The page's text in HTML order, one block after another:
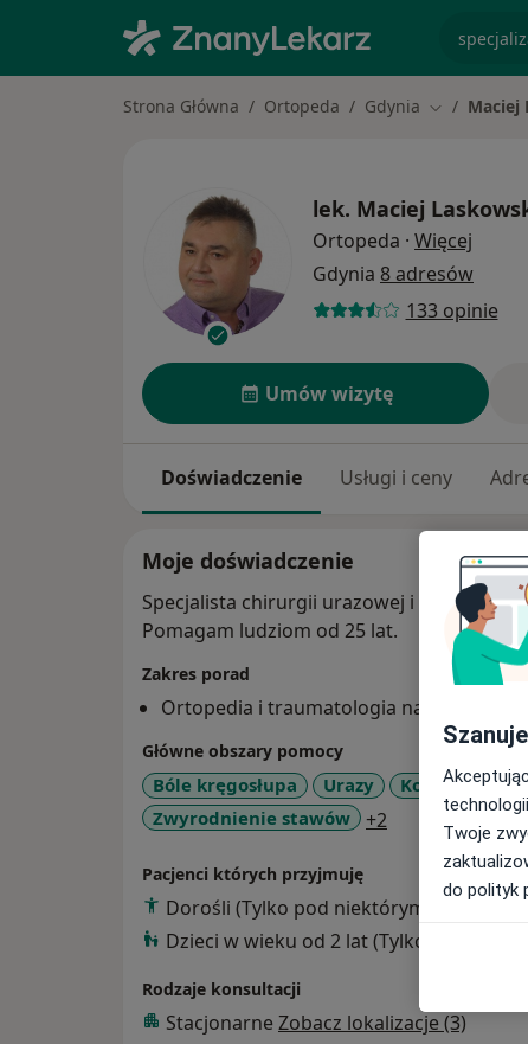
Strona Główna Ortopeda Gdynia ZmieńMaciej
lek. Maciej
Ortopeda · Więcej
Gdynia 8 adresów
133 opinie
Umów wizytę
Doświadczenie Usługi i ceny
Moje doświadczenie
Specjalista chirurgii urazowej i
Pomagam ludziom od 25 lat.
Zakres porad
Ortopedia i traumatologia narządu ruchu
Główne obszary pomocy
Bóle kręgosłupa Urazy Kontuzje
Zwyrodnienie stawów
+2
Pacjenci których przyjmuję
Dorośli (Tylko pod niektórymi adresami)
Dzieci w wieku od 2 lat (Tylko pod
Rodzaje konsultacji
Stacjonarne Zobacz lokalizacje (3)
Twoje
do polityk